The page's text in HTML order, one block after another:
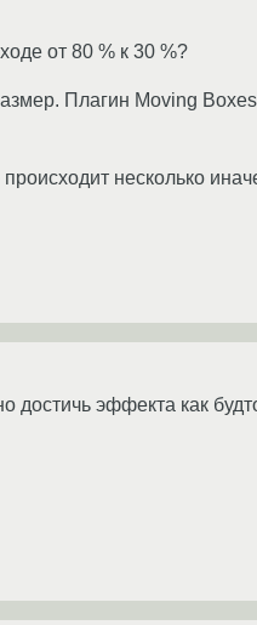
от 80 % к 30 %?
Плагин Moving Boxes
несколько
достичь эффекта как